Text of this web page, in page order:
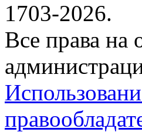
1703-2026.
Все права на